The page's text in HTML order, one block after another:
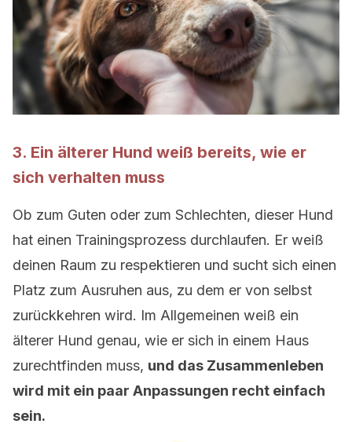
3. Ein älterer Hund weiß bereits, wie er
sich verhalten muss
Ob zum Guten oder zum Schlechten, dieser Hund
hat einen Trainingsprozess durchlaufen. Er weiß
deinen Raum zu respektieren und sucht sich einen
Platz zum Ausruhen aus, zu dem er von selbst
zurückkehren wird. Im Allgemeinen weiß ein
älterer Hund genau, wie er sich in einem Haus
zurechtfinden muss, und das Zusammenleben
wird mit ein paar Anpassungen recht einfach
sein.